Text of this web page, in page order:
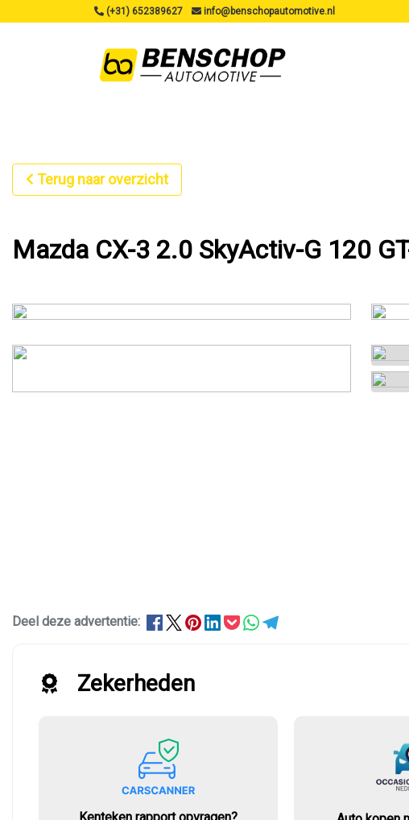
(+31) 652389627 info@benschopautomotive.nl
Terug naar overzicht
Mazda CX-3 2.0 SkyActiv-G 120
Deel deze advertentie:
Zekerheden